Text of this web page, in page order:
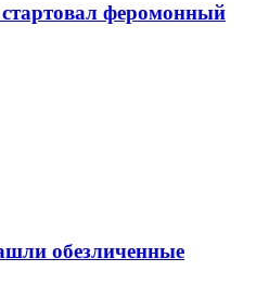
феромонный
обезличенные